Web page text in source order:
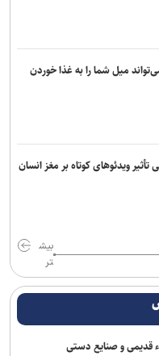
اجتماعی است
حسینی
مرزهای اربعین
تهران؛ هشدار دوباره به
از اعتیاد است
میل شما را به غذا خوردن
ویدئو‌های کوتاه بر مغز انسان
بیش
تر
قدیمی و صنایع دستی